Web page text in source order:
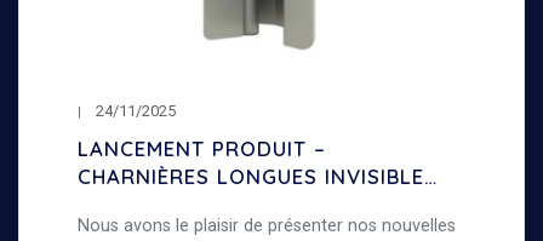
24/11/2025
LANCEMENT PRODUIT –
CHARNIÈRES LONGUES INVISIBLES
120°
Nous avons le plaisir de présenter nos nouvelles